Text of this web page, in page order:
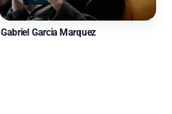
Gabriel Garcia Marquez